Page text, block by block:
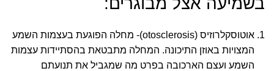
אוטוסקלרוזיס (otosclerosis)- מחלה הפוגעת בעצמות השמע
המצויות באוזן התיכונה. המחלה מתבטאת בהסתיידות עצמות
השמע ועצם הארכובה בפרט מה שמגביל את תנועתם